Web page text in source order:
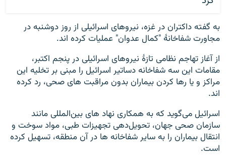
به گفته داکتران در غزه، نیروهای اسرائیلی از روز دوشنبه در
مجاورت شفاخانۀ "کمال عدوان" عملیات کرده اند.
از آغاز تهاجم نظامی تازۀ نیروهای اسرائیلی در پنجم اکتبر،
مقامات این سه شفاخانه دساتیر اسرائیل را مبنی بر تخلیه این
مراکز و یا رها کردن بیماران بدون مراقبت های صحی، رد کرده
اند.
اسرائیل می‌گوید که به همکاری نهاد های بین‌المللی مانند
سازمان صحی جهان، تحویل‌دهی تجهیزات طبی، مواد سوخت و
انتقال بیماران را به سایر شفاخانه ها در آن منطقه، تسهیل کرده
است.